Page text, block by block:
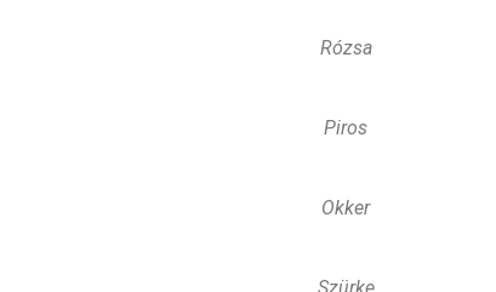
Rózsa
Piros
Okker